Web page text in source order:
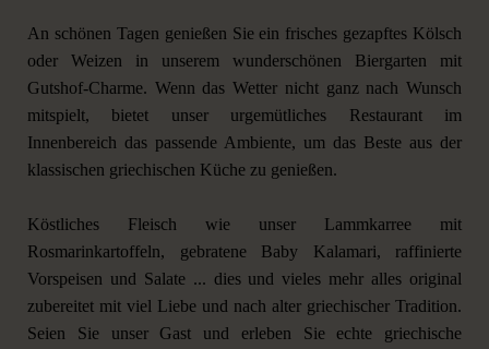
An schönen Tagen genießen Sie ein frisches gezapftes Kölsch
oder Weizen in unserem wunderschönen Biergarten mit
Gutshof-Charme. Wenn das Wetter nicht ganz nach Wunsch
mitspielt, bietet unser urgemütliches Restaurant im
Innenbereich das passende Ambiente, um das Beste aus der
klassischen griechischen Küche zu genießen.
Köstliches Fleisch wie unser Lammkarree mit
Rosmarinkartoffeln, gebratene Baby Kalamari, raffinierte
Vorspeisen und Salate ... dies und vieles mehr alles original
zubereitet mit viel Liebe und nach alter griechischer Tradition.
Seien Sie unser Gast und erleben Sie echte griechische